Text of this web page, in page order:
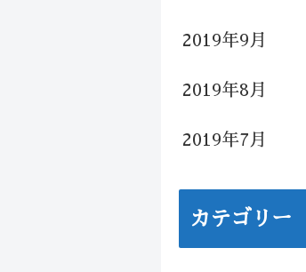
2019年9月
2019年8月
2019年7月
カテゴリー